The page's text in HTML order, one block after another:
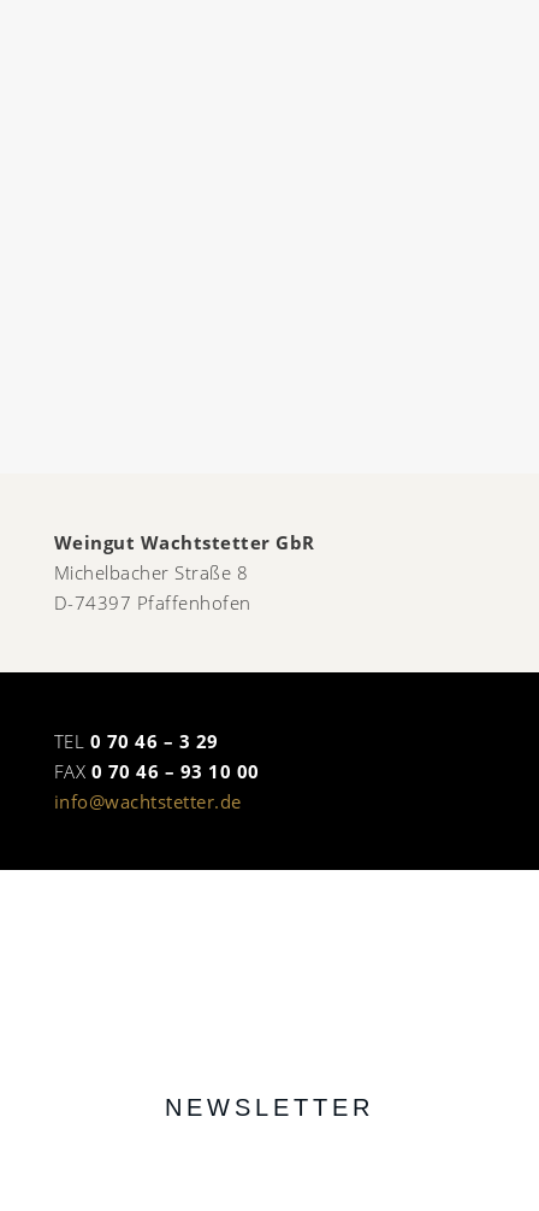
Weingut Wachtstetter GbR
Michelbacher Straße 8
D-74397 Pfaffenhofen
TEL 0 70 46 – 3 29
FAX 0 70 46 – 93 10 00
info@wachtstetter.de
NEWSLETTER